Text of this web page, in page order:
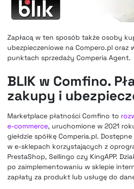
Zapłacą w ten sposób także osoby
ubezpieczeniowe na Compero.pl oraz
punktach sprzedaży Comperia Agent.
BLIK w Comfino.
zakupy i
Marketplace płatności Comfino to
e-commerce, uruchomione w 2021
giełdzie spółkę Comperia.pl.
w e-sklepach korzystających z
PrestaShop, Sellingo czy KingAPP.
po zaimplementowaniu w sklepie
zapłaty za produkt lub usługę do